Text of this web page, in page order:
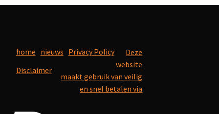
home nieuws Privacy Policy
Disclaimer
Deze
website
maakt gebruik van veilig
en snel betalen via